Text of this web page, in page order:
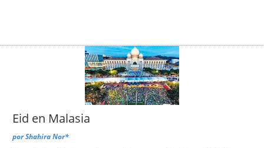
Eid en Malasia
porShahira Nor*